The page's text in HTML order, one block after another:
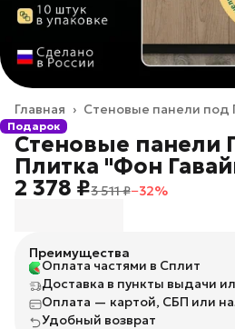
Стеновые панели под
Главная ›
Подарок
Стеновые панели
Плитка "Фон
2 378 ₽3 511 ₽−32%
Преимущества
Оплата частями в Сплит
Доставка в пункты выдачи
Оплата — картой, СБП или
Удобный возврат